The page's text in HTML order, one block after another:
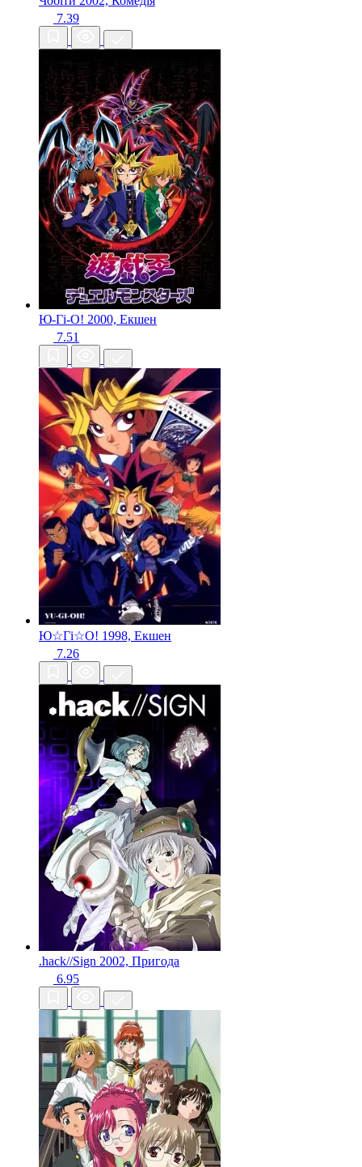
7.39
Ю-Гі-О! 2000, Екшен
7.51
Ю☆Гі☆О! 1998, Екшен
7.26
.hack//Sign 2002, Пригода
6.95